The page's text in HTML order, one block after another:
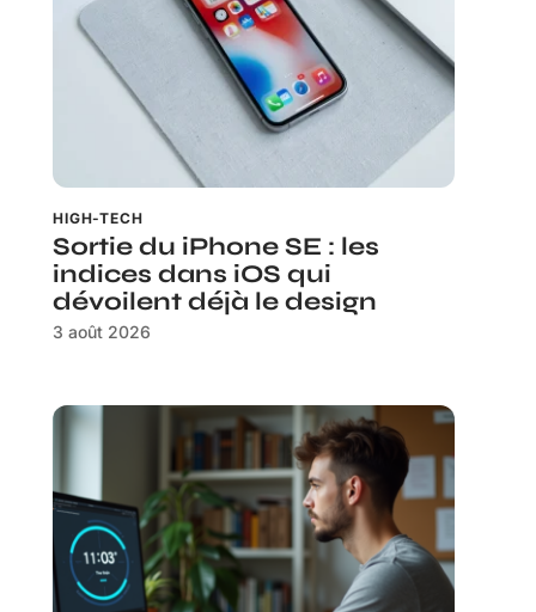
HIGH-TECH
Sortie du iPhone SE : les
indices dans iOS qui
dévoilent déjà le design
3 août 2026